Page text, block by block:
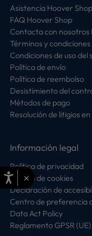
Asistencia Hoover Shop
FAQ Hoover Shop
Contacta con nosotros
Términos y
Condiciones de uso del
Política de envío
Política de reembolso
Desistimiento del
Métodos de pago
Resolución de litigios
Información legal
Política de privacidad
Política de cookies
Declaración de
Centro de preferencia
Data Act Policy
Reglamento GPSR
×